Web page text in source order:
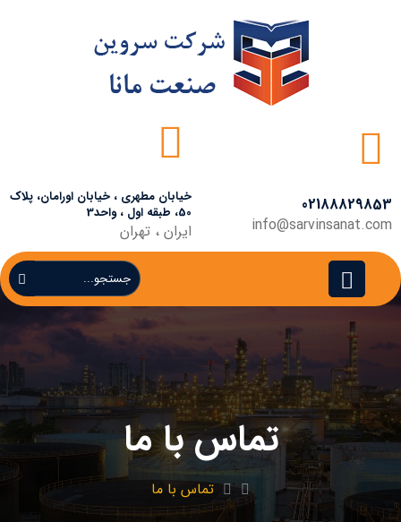
02188829853
info@sarvinsanat.com
خیابان مطهری ، خیابان اورامان، پلاک
50، طبقه اول ، واحد3
ایران ، تهران
تماس با ما
تماس با ما